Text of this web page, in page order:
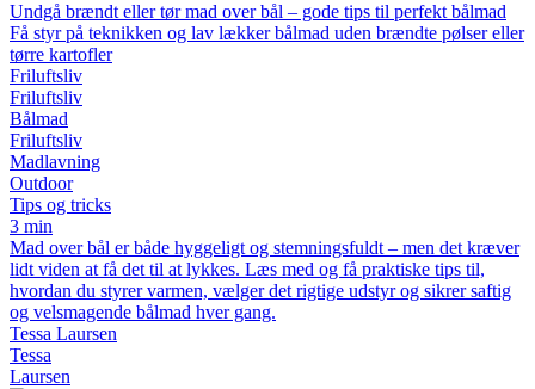
Undgå brændt eller tør mad over bål – gode tips til perfekt bålmad
Få styr på teknikken og lav lækker bålmad uden brændte pølser eller
tørre kartofler
Friluftsliv
Friluftsliv
Bålmad
Friluftsliv
Madlavning
Outdoor
Tips og tricks
3 min
Mad over bål er både hyggeligt og stemningsfuldt – men det kræver
lidt viden at få det til at lykkes. Læs med og få praktiske tips til,
hvordan du styrer varmen, vælger det rigtige udstyr og sikrer saftig
og velsmagende bålmad hver gang.
Tessa Laursen
Tessa
Laursen